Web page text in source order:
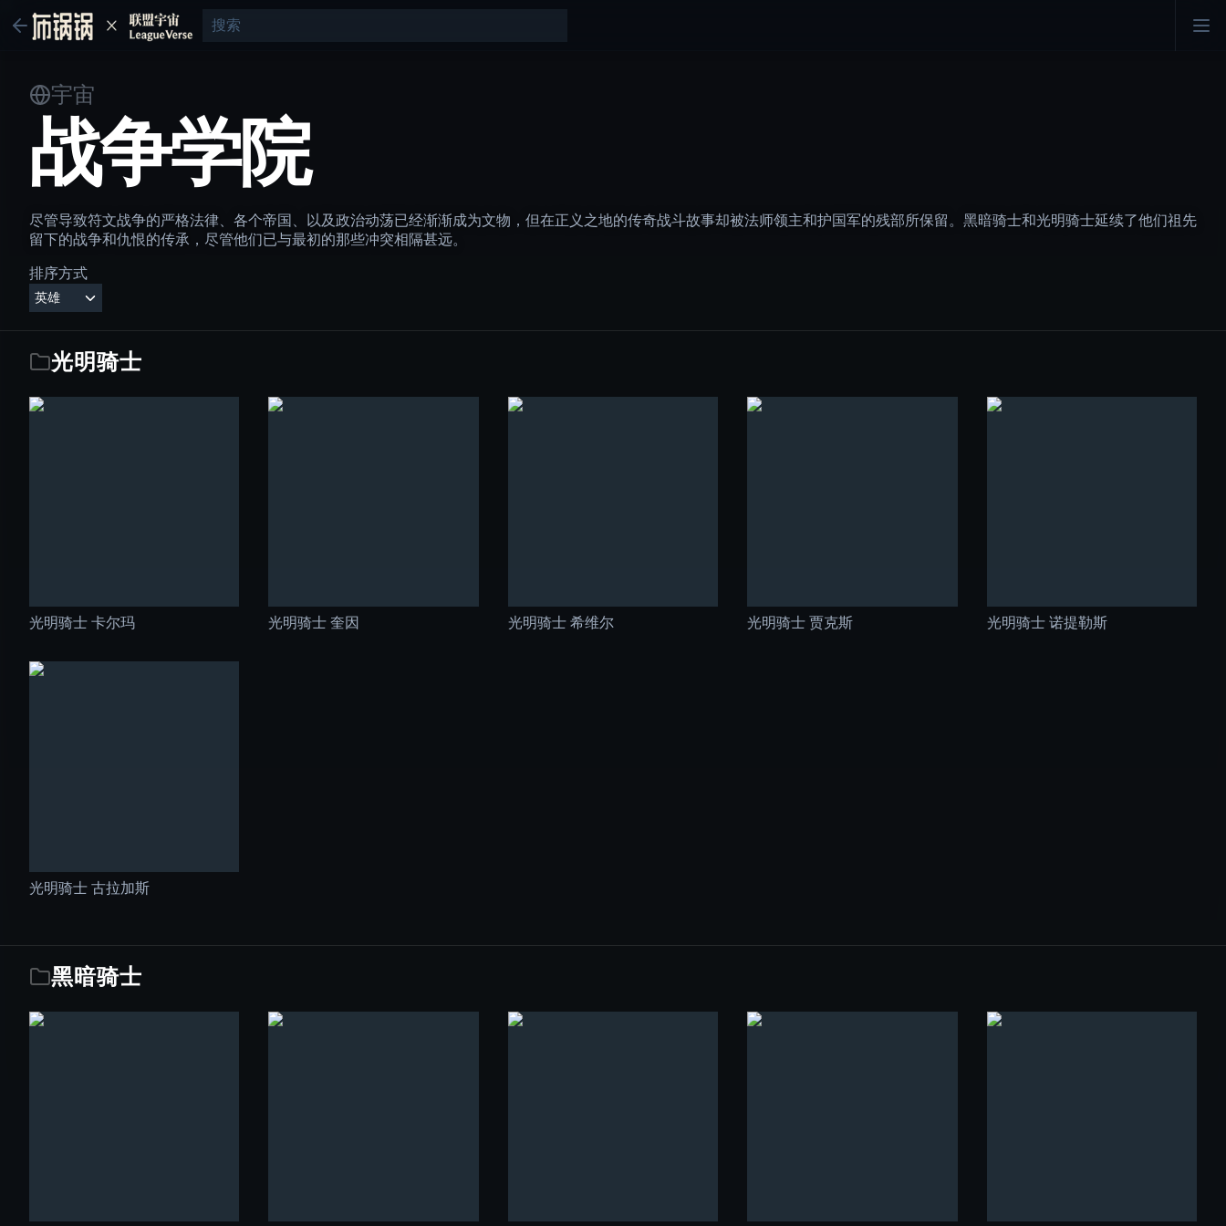
宇宙
战争学院
尽管导致符文战争的严格法律、各个帝国、以及政治动荡已经渐渐成为文物，但在正义之地的传奇战斗故事却被法师领主和护国军的残部所保留。黑暗骑士和光明骑士延续了他们祖先
留下的战争和仇恨的传承，尽管他们已与最初的那些冲突相隔甚远。
排序方式
光明骑士
光明骑士 卡尔玛 光明骑士 奎因 光明骑士 希维尔 光明骑士 贾克斯 光明骑士 诺提勒斯
光明骑士 古拉加斯
黑暗骑士